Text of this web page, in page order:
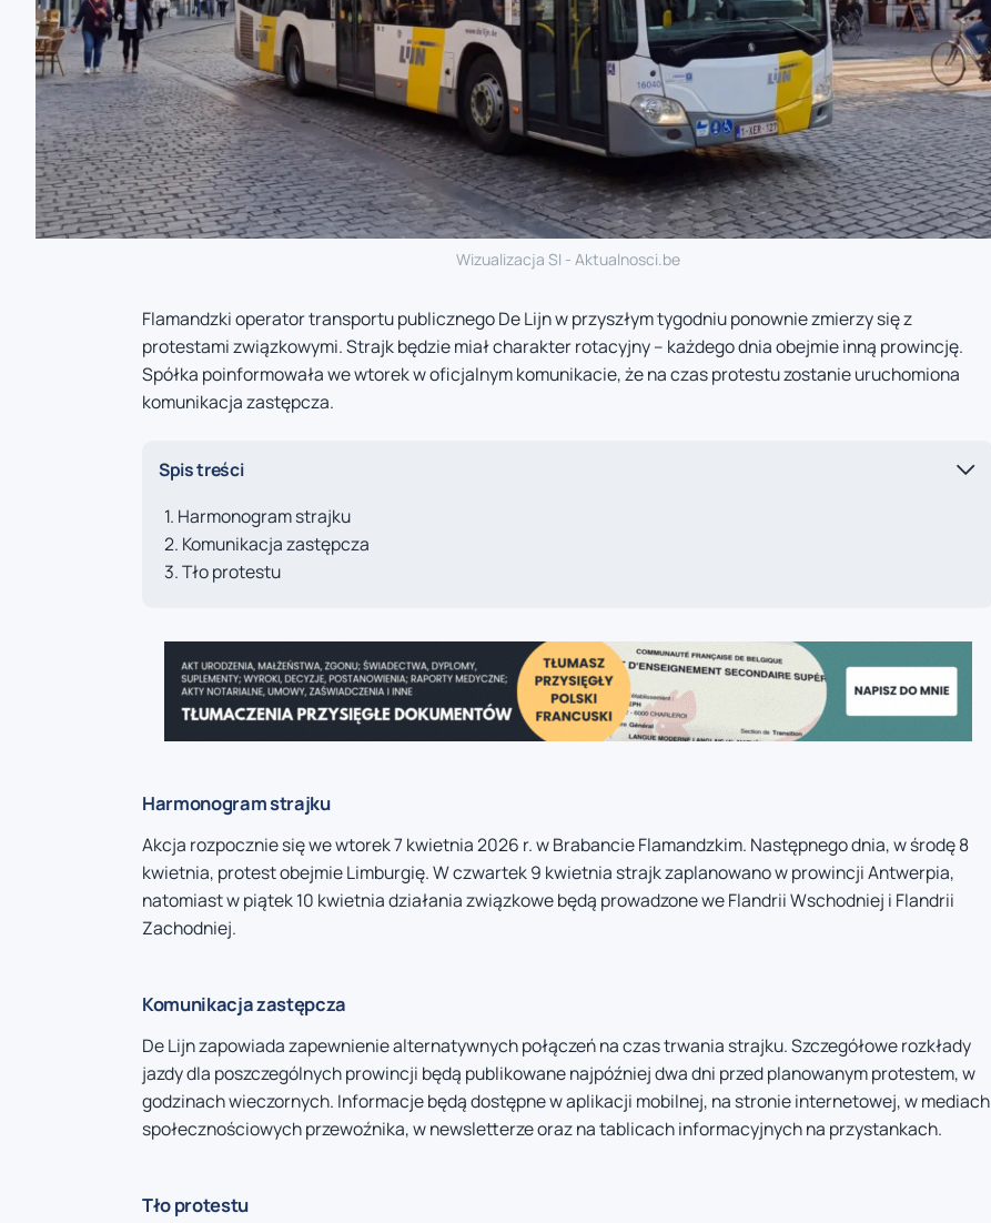
Wizualizacja SI - Aktualnosci.be
Flamandzki operator transportu publicznego De Lijn w przyszłym tygodniu ponownie zmierzy się z
protestami związkowymi. Strajk będzie miał charakter rotacyjny – każdego dnia obejmie inną prowincję.
Spółka poinformowała we wtorek w oficjalnym komunikacie, że na czas protestu zostanie uruchomiona
komunikacja zastępcza.
Spis treści
Harmonogram strajku
Komunikacja zastępcza
Tło protestu
Harmonogram strajku
Akcja rozpocznie się we wtorek 7 kwietnia 2026 r. w Brabancie Flamandzkim. Następnego dnia, w środę 8
kwietnia, protest obejmie Limburgię. W czwartek 9 kwietnia strajk zaplanowano w prowincji Antwerpia,
natomiast w piątek 10 kwietnia działania związkowe będą prowadzone we Flandrii Wschodniej i Flandrii
Zachodniej.
Komunikacja zastępcza
De Lijn zapowiada zapewnienie alternatywnych połączeń na czas trwania strajku. Szczegółowe rozkłady
jazdy dla poszczególnych prowincji będą publikowane najpóźniej dwa dni przed planowanym protestem, w
godzinach wieczornych. Informacje będą dostępne w aplikacji mobilnej, na stronie internetowej, w mediach
społecznościowych przewoźnika, w newsletterze oraz na tablicach informacyjnych na przystankach.
Tło protestu